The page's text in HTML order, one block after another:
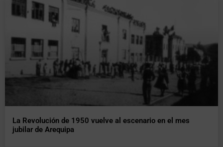
La Revolución de 1950 vuelve al escenario en el mes
jubilar de Arequipa